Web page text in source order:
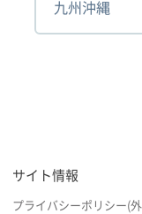
九州沖縄
サイト情報
プライバシーポリシー(